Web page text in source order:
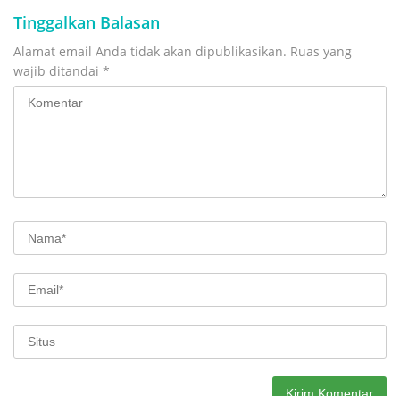
Tinggalkan Balasan
Alamat email Anda tidak akan dipublikasikan. Ruas yang
wajib ditandai *